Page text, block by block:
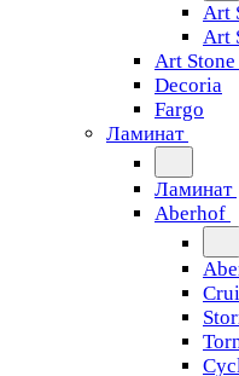
Art
Art
Art
Decoria
Fargo
Ламинат
Ламинат
Aberhof